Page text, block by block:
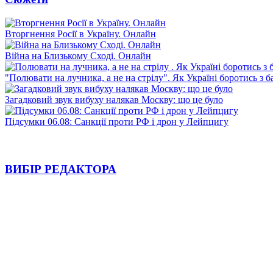
Вторгнення Росії в Україну. Онлайн
Війна на Близькому Сході. Онлайн
"Полювати на лучника, а не на стрілу". Як Україні боротись з
Загадковий звук вибуху налякав Москву: що це було
Підсумки 06.08: Санкції проти РФ і дрон у Лейпцигу
ВИБІР РЕДАКТОРА